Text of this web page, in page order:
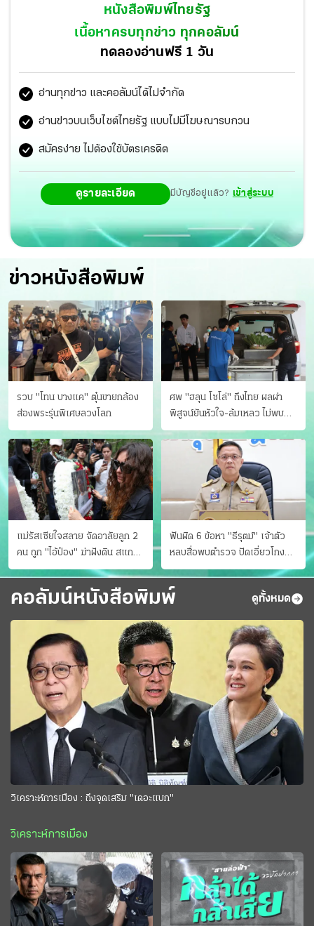
จับยกแก๊งให้การซัดทอดมีตำรวจอีก 2 นายยังหลบหนี ขณะที่
ผู้การสระแก้วเผยมีคำสั่งด่วนให้ตำรวจทั้ง 4 นายออกจาก
ราชการไว้ก่อนทันที และขยายผลหาเครือข่าย
หนังสือพิมพ์ไทยรัฐ
เนื้อหาครบทุกข่าว ทุกคอลัมน์
ทดลองอ่านฟรี 1 วัน
อ่านทุกข่าว และคอลัมน์ได้ไม่จำกัด
อ่านข่าวบนเว็บไซต์ไทยรัฐ แบบไม่มีโฆษณารบกวน
สมัครง่าย ไม่ต้องใช้บัตรเครดิต
ดูรายละเอียด มีบัญชีอยู่แล้ว? เข้าสู่ระบบ
ข่าวหนังสือพิมพ์
รวบ "โทน บางแค" ตุ๋นขายกล้อง
ส่องพระรุ่นพิเศษลวงโลก
ศพ "ฮลุน โซโล่" ถึงไทย ผลผ่า
พิสูจน์ยันหัวใจ-ล้มเหลว ไม่พบ
บาดแผล
แม่รัสเซียใจสลาย จัดอาลัยลูก 2
คน ถูก "ไอ้ป๋อง" ฆ่าฝังดิน สแกน
ไม่มีศพเพิ่ม
ฟันผิด 6 ข้อหา "ธีรุตม์" เจ้าตัว
หลบสื่อพบตำรวจ ปัดเอี่ยวโกง
สอบท้องถิ่น จ่อบี้รํ่ารวยมากปกติ
คอลัมน์หนังสือพิมพ์ ดูทั้งหมด
วิเคราะห์การเมือง : ถึงจุดเสริม "เดอะแบก"
วิเคราะห์การเมือง